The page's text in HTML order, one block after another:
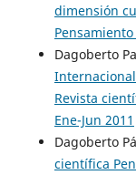
dimensión
Dagoberto
Revista
Ene-Jun 2011
Dagoberto
científica